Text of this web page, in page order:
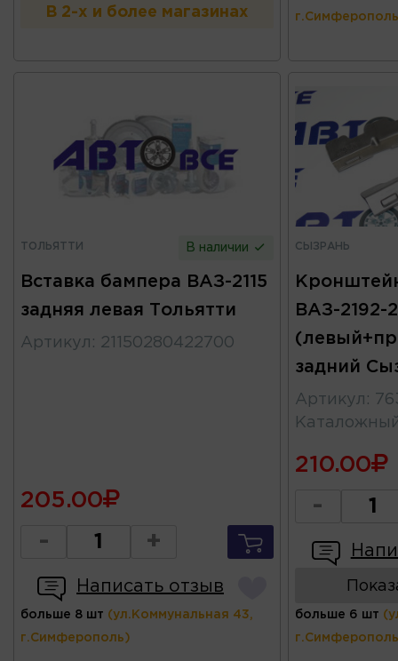
В 2-х и более магазинах
ТОЛЬЯТТИ В наличии
Вставка бампера ВАЗ-2115
задняя левая Тольятти
Артикул : 21150280422700
205.00
- +
Написать отзыв
больше 8 шт (ул.Коммунальная 43,
г.Симферополь)
СЫЗРАНЬ
ВАЗ-2192-
задний
Артикул :
210.00
-
больше 6 шт